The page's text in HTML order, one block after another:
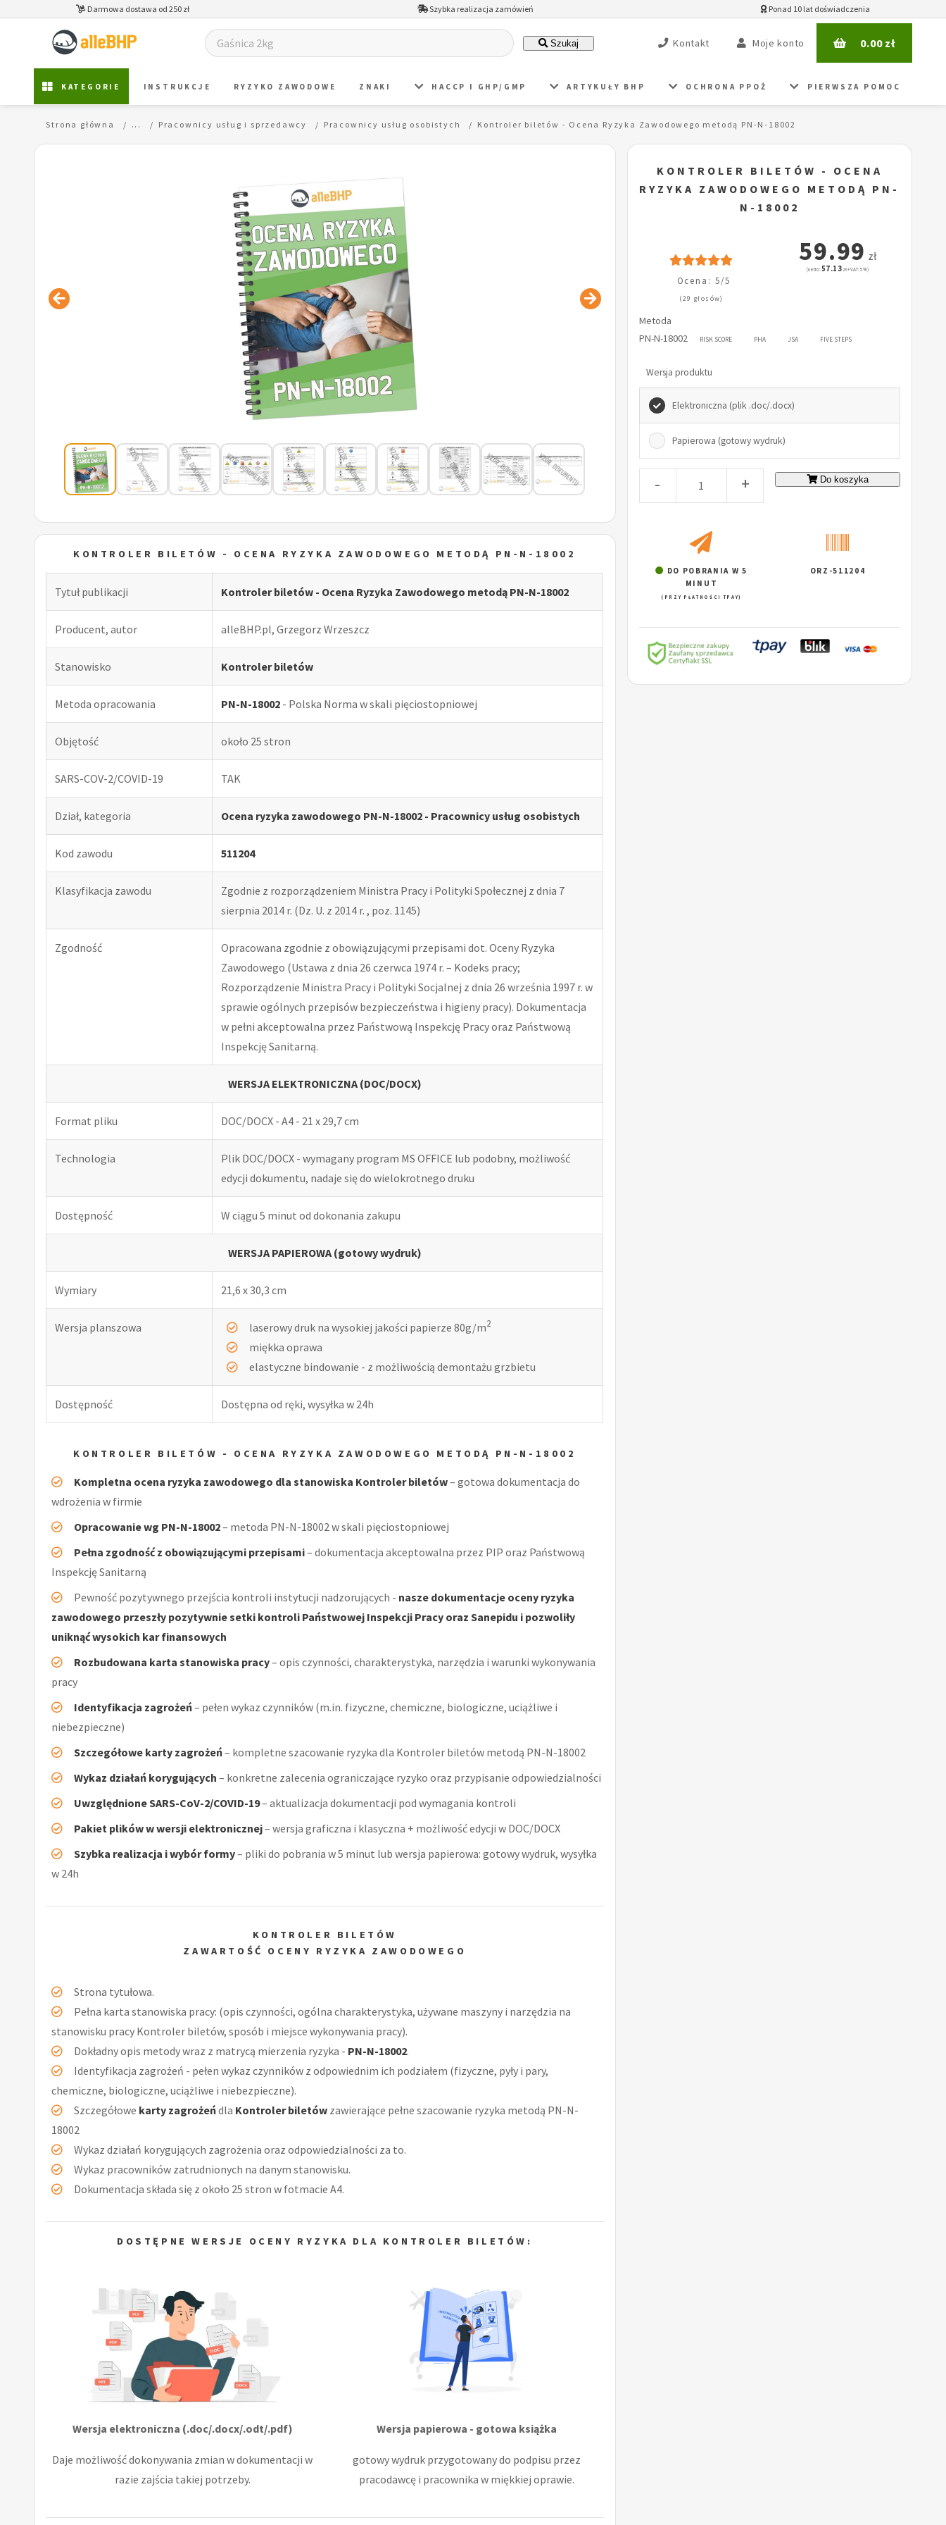
Darmowa dostawa od 250 zł Szybka realizacja zamówień Ponad 10 lat doświadczenia
Szukaj Kontakt Moje konto 0.00zł
KATEGORIE INSTRUKCJE RYZYKO ZAWODOWE ZNAKI HACCP I GHP/GMP ARTYKUŁY BHP OCHRONA PPOŻ PIERWSZA POMOC
Strona główna ... Pracownicy usług i sprzedawcy Pracownicy usług osobistych Kontroler biletów - Ocena Ryzyka Zawodowego metodą PN-N-18002
KONTROLER BILETÓW - OCENA RYZYKA ZAWODOWEGO METODĄ PN-N-18002
Tytuł publikacji Kontroler biletów - Ocena Ryzyka Zawodowego metodą PN-N-18002
Producent, autor alleBHP.pl, Grzegorz Wrzeszcz
Stanowisko Kontroler biletów
Metoda opracowania PN-N-18002 - Polska Norma w skali pięciostopniowej
Objętość około 25 stron
SARS-COV-2/COVID-19 TAK
Dział, kategoria Ocena ryzyka zawodowego PN-N-18002 - Pracownicy usług osobistych
Kod zawodu 511204
Klasyfikacja zawodu
Zgodnie z rozporządzeniem Ministra Pracy i Polityki Społecznej z dnia 7
sierpnia 2014 r. (Dz. U. z 2014 r. , poz. 1145)
Zgodność
Opracowana zgodnie z obowiązującymi przepisami dot. Oceny Ryzyka
Zawodowego (Ustawa z dnia 26 czerwca 1974 r. – Kodeks pracy;
Rozporządzenie Ministra Pracy i Polityki Socjalnej z dnia 26 września 1997 r. w
sprawie ogólnych przepisów bezpieczeństwa i higieny pracy). Dokumentacja
w pełni akceptowalna przez Państwową Inspekcję Pracy oraz Państwową
Inspekcję Sanitarną.
WERSJA ELEKTRONICZNA (DOC/DOCX)
Format pliku DOC/DOCX - A4 - 21 x 29,7 cm
Technologia
Plik DOC/DOCX - wymagany program MS OFFICE lub podobny, możliwość
edycji dokumentu, nadaje się do wielokrotnego druku
Dostępność W ciągu 5 minut od dokonania zakupu
WERSJA PAPIEROWA (gotowy wydruk)
Wymiary 21,6 x 30,3 cm
Wersja planszowa laserowy druk na wysokiej jakości papierze 80g/m2
miękka oprawa
elastyczne bindowanie - z możliwością demontażu grzbietu
Dostępność Dostępna od ręki, wysyłka w 24h
KONTROLER BILETÓW - OCENA RYZYKA ZAWODOWEGO METODĄ PN-N-18002
Kompletna ocena ryzyka zawodowego dla stanowiska Kontroler biletów– gotowa dokumentacja do
wdrożenia w firmie
Opracowanie wg PN-N-18002– metoda PN-N-18002 w skali pięciostopniowej
Pełna zgodność z obowiązującymi przepisami– dokumentacja akceptowalna przez PIP oraz Państwową
Inspekcję Sanitarną
Pewność pozytywnego przejścia kontroli instytucji nadzorujących - nasze dokumentacje oceny ryzyka
zawodowego przeszły pozytywnie setki kontroli Państwowej Inspekcji Pracy oraz Sanepidu i pozwoliły
uniknąć wysokich kar finansowych
Rozbudowana karta stanowiska pracy– opis czynności, charakterystyka, narzędzia i warunki wykonywania
pracy
Identyfikacja zagrożeń– pełen wykaz czynników (m.in. fizyczne, chemiczne, biologiczne, uciążliwe i
niebezpieczne)
Szczegółowe karty zagrożeń– kompletne szacowanie ryzyka dla Kontroler biletów metodą PN-N-18002
Wykaz działań korygujących – konkretne zalecenia ograniczające ryzyko oraz przypisanie odpowiedzialności
Uwzględnione SARS-CoV-2/COVID-19– aktualizacja dokumentacji pod wymagania kontroli
Pakiet plików w wersji elektronicznej– wersja graficzna i klasyczna + możliwość edycji w DOC/DOCX
Szybka realizacja i wybór formy– pliki do pobrania w 5 minut lub wersja papierowa: gotowy wydruk, wysyłka
w 24h
KONTROLER BILETÓW
ZAWARTOŚĆ OCENY RYZYKA ZAWODOWEGO
Strona tytułowa.
Pełna karta stanowiska pracy: (opis czynności, ogólna charakterystyka, używane maszyny i narzędzia na
stanowisku pracy Kontroler biletów, sposób i miejsce wykonywania pracy).
Dokładny opis metody wraz z matrycą mierzenia ryzyka - PN-N-18002.
Identyfikacja zagrożeń - pełen wykaz czynników z odpowiednim ich podziałem (fizyczne, pyły i pary,
chemiczne, biologiczne, uciążliwe i niebezpieczne).
Szczegółowe karty zagrożeńdla Kontroler biletów zawierające pełne szacowanie ryzyka metodą PN-N-
18002
Wykaz działań korygujących zagrożenia oraz odpowiedzialności za to.
Wykaz pracowników zatrudnionych na danym stanowisku.
Dokumentacja składa się z około 25 stron w fotmacie A4.
DOSTĘPNE WERSJE OCENY RYZYKA DLA KONTROLER BILETÓW:
Wersja elektroniczna (.doc/.docx/.odt/.pdf)
Daje możliwość dokonywania zmian w dokumentacji w
razie zajścia takiej potrzeby.
Wersja papierowa - gotowa książka
gotowy wydruk przygotowany do podpisu przez
pracodawcę i pracownika w miękkiej oprawie.
KONTROLER BILETÓW - OCENA
RYZYKA ZAWODOWEGO METODĄ PN-
N-18002
Ocena: 5/5
(29 głosów)
59.99 zł
(netto:57.13 zł + VAT: 5%)
Metoda
PN-N-18002
RISK SCORE PHA JSA FIVE STEPS
Wersja produktu
Elektroniczna (plik .doc/.docx)
Papierowa (gotowy wydruk)
- + Do koszyka
DO POBRANIA W 5
MINUT
(PRZY PŁATNOŚCI TPAY)
ORZ-511204